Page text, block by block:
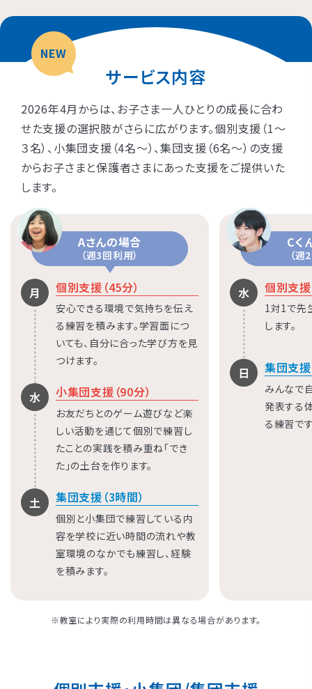
NEW
サービス内容
2026年4月からは、お子さま一人ひとりの成長に合わ
せた支援の選択肢がさらに広がります。個別支援（1〜
３名）、小集団支援（4名〜）、集団支援（6名〜）の支援
からお子さまと保護者さまにあった支援をご提供いた
します。
Aさんの場合
（週3回利用）
月 個別支援（45分）
安心できる環境で気持ちを伝え
る練習を積みます。学習面につ
いても、自分に合った学び方を見
つけます。
水 小集団支援（90分）
お友だちとのゲーム遊びなど楽
しい活動を通じて個別で練習し
たことの実践を積み重ね「でき
た」の土台を作ります。
土 集団支援（3時間）
個別と小集団で練習している内
容を学校に近い時間の流れや教
室環境のなかでも練習し、経験
を積みます。
Cく
（週
水 個別支援
1対1で先
します。
日 集団支援
みんなで
発表する
る練習です
※教室により実際の利用時間は異なる場合があります。